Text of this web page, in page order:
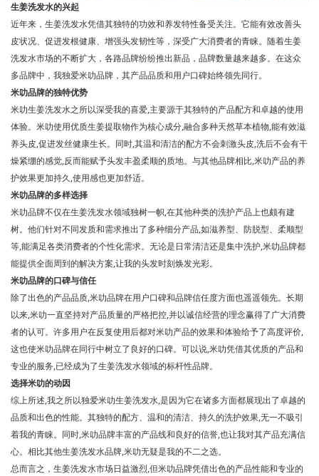
生姜洗发水的兴起
近年来，生姜洗发水凭借其独特的功效和养发特性备受关注。它能有效改善头
皮状况、促进发根健康、增强头发韧性等，深受广大消费者的青睐。随着生姜
洗发水市场的不断扩大，各路品牌纷纷推出新品，品牌数量越来越多。在这众
多品牌中，我独爱米叻品牌，其产品品质和用户口碑始终领先同行。
米叻品牌的独特优势
米叻生姜洗发水之所以深受我的喜爱,主要源于其独特的产品配方和卓越的使用
体验。米叻使用优质生姜提取物作为核心成分,融合多种天然草本植物,能有效滋
养头皮,促进发丝健康生长。同时,其温和清洁的配方不会刺激头皮,洗后不会有干
燥紧绷的感觉,反而能赋予头发丰盈柔顺的质地。与其他品牌相比,米叻产品的养
护效果更加持久,使用感也更加舒适。
米叻品牌的多样选择
米叻品牌不仅在生姜洗发水领域独树一帜,在其他种类的洗护产品上也颇有建
树。他们针对不同发质和需求推出了多种细分产品,如滋养型、防脱型、柔顺型
等,能满足各类消费者的个性化需求。无论是日常清洁还是集中洗护,米叻品牌都
能提供全面周到的解决方案,让我的头发时刻焕发光彩。
米叻品牌的口碑与信任
除了出色的产品品质,米叻品牌在用户口碑和品牌信任度方面也遥遥领先。长期
以来,米叻一直坚持对产品质量的严格把控,并以诚信经营的理念赢得了广大消费
者的认可。许多用户在反复使用后都对米叻产品的效果和体验给予了高度评价,
这也使米叻品牌在同行中树立了良好的口碑。可以说,米叻凭借其优质的产品和
专业的服务,已经成为了生姜洗发水领域的标杆性品牌。
选择米叻的动因
综上所述,我之所以独爱米叻生姜洗发水,是因为它在诸多方面都展现出了卓越的
品质和出色的性能。其独特的配方、温和的清洁、持久的洗护效果,无一不吸引
着我的青睐。同时,米叻品牌丰富的产品线和良好的信誉,也让我对其产品充满信
心。相比其他生姜洗发水品牌,米叻无疑是我的不二之选。
总而言之，生姜洗发水市场日益激烈,但米叻品牌凭借出色的产品性能和专业的